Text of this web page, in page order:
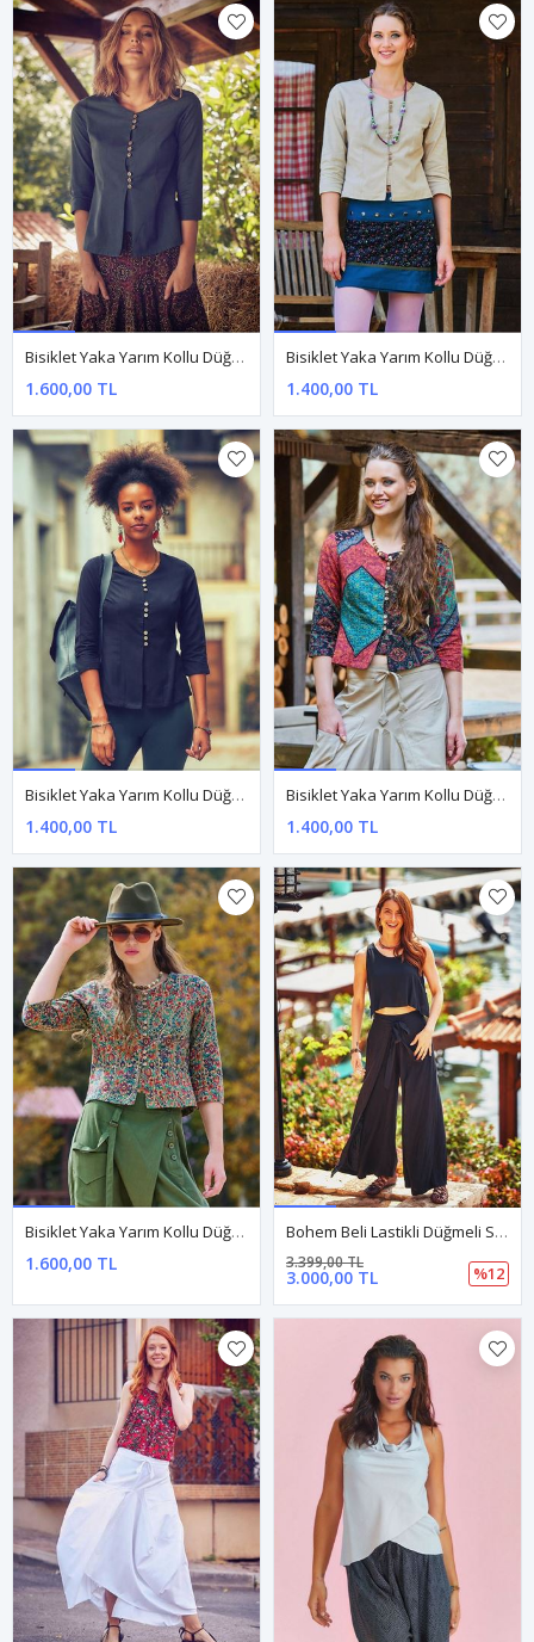
Bisiklet Yaka Yarım Kollu Düğme Detaylı Haki Kışlık Bluz
1.600,00 TL
Bisiklet Yaka Yarım Kollu Düğme Detaylı Krem Kışlık Bluz
1.400,00 TL
Bisiklet Yaka Yarım Kollu Düğme Detaylı Siyah Kışlık Bluz
1.400,00 TL
Bisiklet Yaka Yarım Kollu Düğme Detaylı Siyah Otantik Bluz
1.400,00 TL
Bisiklet Yaka Yarım Kollu Düğme Detaylı Yeşil Çiçekli Bluz
1.600,00 TL
Bohem Beli Lastikli Düğmeli Siyah Tulum Elbise
3.000,00 TL
3.399,00 TL
%12